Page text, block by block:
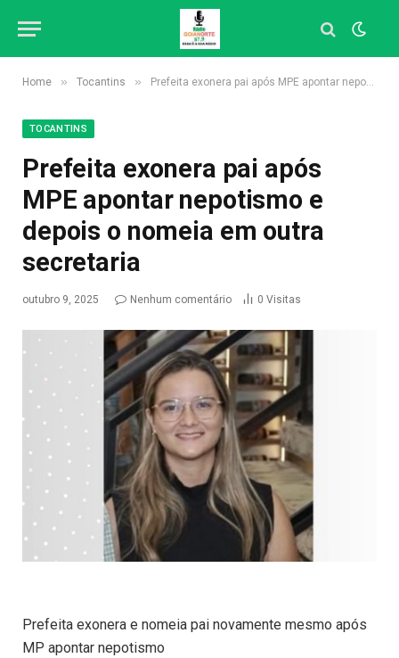
Home » Tocantins » Prefeita exonera pai após MPE apontar nepotismo e depois o nomeia em outra secretaria
TOCANTINS
Prefeita exonera pai após
MPE apontar nepotismo e
depois o nomeia em outra
secretaria
outubro 9, 2025 Nenhum comentário 0 Visitas
Prefeita exonera e nomeia pai novamente mesmo após
MP apontar nepotismo